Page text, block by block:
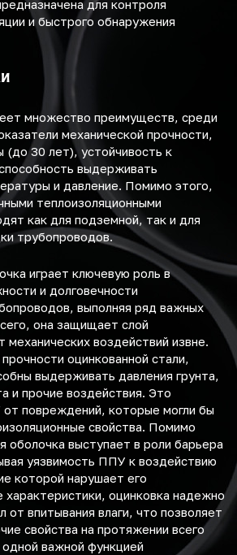
для контроля
и быстрого обнаружения
множество преимуществ, среди
механической прочности,
(до 30 лет), устойчивость к
выдерживать
и давление. Помимо этого,
теплоизоляционными
как для подземной, так и для
трубопроводов.
играет ключевую роль в
и долговечности
выполняя ряд важных
она защищает слой
механических воздействий извне.
оцинкованной стали,
выдерживать давления грунта,
и прочие воздействия. Это
повреждений, которые могли бы
свойства. Помимо
оболочка выступает в роли барьера
уязвимость ППУ к воздействию
которой нарушает его
характеристики, оцинковка надежно
впитывания влаги, что позволяет
свойства на протяжении всего
важной функцией